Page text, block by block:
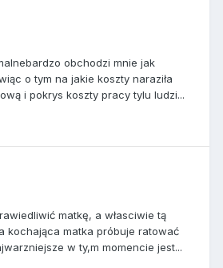
obchodzi mnie jak
o tym na jakie koszty naraziła
i pokrys koszty pracy tylu ludzi...
matkę, a własciwie tą
kochająca matka próbuje ratować
w ty,m momencie jest...